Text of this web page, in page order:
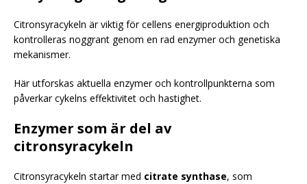
Citronsyracykeln är viktig för cellens energiproduktion och
kontrolleras noggrant genom en rad enzymer och genetiska
mekanismer.
Här utforskas aktuella enzymer och kontrollpunkterna som
påverkar cykelns effektivitet och hastighet.
Enzymer som är del av
citronsyracykeln
Citronsyracykeln startar med citrate synthase, som